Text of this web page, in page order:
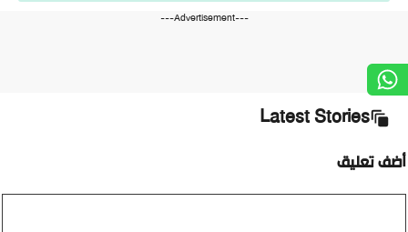
---Advertisement---
Latest Stories
أضف تعليق